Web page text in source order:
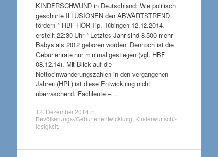
KINDERSCHWUND in Deutschland: Wie politisch
geschürte ILLUSIONEN den ABWÄRTSTREND
fördern ° HBF-HÖR-Tip, Tübingen 12.12.2014,
erstellt 22:30 Uhr ° Letztes Jahr sind 8.500 mehr
Babys als 2012 geboren worden. Dennoch ist die
Geburtenrate nur minimal gestiegen (vgl. HBF
08.12.14). Mit Blick auf die
Nettoeinwanderungszahlen in den vergangenen
Jahren (HPL) ist diese Entwicklung nicht
überraschend. Fachleute –…
12. Dezember 2014 in
Bevölkerungs-/Geburtenentwicklung Kinderwunsch/-
losigkeit.